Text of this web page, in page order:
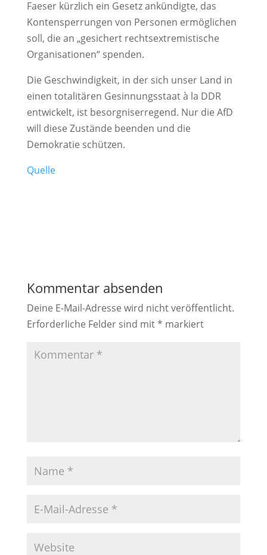
Faeser kürzlich ein Gesetz ankündigte, das
Kontensperrungen von Personen ermöglichen
soll, die an „gesichert rechtsextremistische
Organisationen“ spenden.
Die Geschwindigkeit, in der sich unser Land in
einen totalitären Gesinnungsstaat à la DDR
entwickelt, ist besorgniserregend. Nur die AfD
will diese Zustände beenden und die
Demokratie schützen.
Quelle
Kommentar absenden
Deine E-Mail-Adresse wird nicht veröffentlicht.
Erforderliche Felder sind mit* markiert